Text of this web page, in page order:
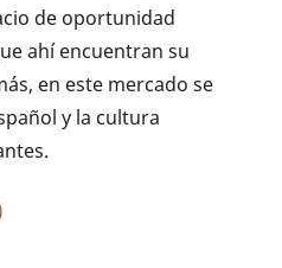
de oportunidad
ahí encuentran su
en este mercado se
y la cultura